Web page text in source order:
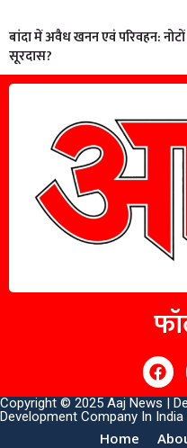
बांदा में अवैध खनन एवं परिवहन:
सूरदास?
Copyright © 2025 Aaj News |
Development Company In India
Home